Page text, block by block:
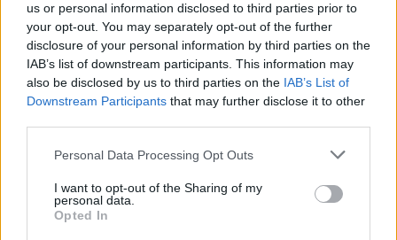
us or personal information disclosed to third parties prior to
your opt-out. You may separately opt-out of the further
disclosure of your personal information by third parties on the
IAB’s list of downstream participants. This information may
also be disclosed by us to third parties on the IAB’s List of
Downstream Participants that may further disclose it to other
Please note that this website/app uses one or more Google
not limited to your visit or usage behaviour. You may click to
grant or deny consent to Google and its third-party tags to
use your data for below specified purposes in below Google
Personal Data Processing Opt Outs
I want to opt-out of the Sharing of my
personal data.
Opted In
Kövess minket, és értesülj a friss